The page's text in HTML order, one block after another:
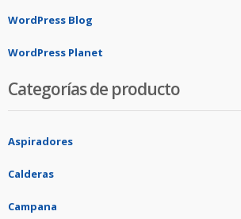
WordPress Blog
WordPress Planet
Categorías de producto
Aspiradores
Calderas
Campana